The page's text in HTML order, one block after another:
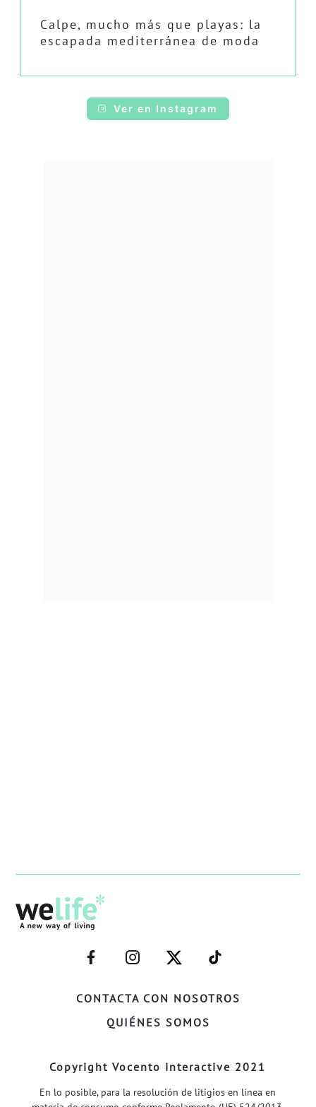
Calpe, mucho más que playas: la
escapada mediterránea de moda
Ver en Instagram
CONTACTA CON NOSOTROS
QUIÉNES SOMOS
–
FACEBOOK–
–
INSTAGRAM–
–
TWITTER–
–
WELIFE–
Copyright Vocento interactive 2021
En lo posible, para la resolución de litigios en línea en